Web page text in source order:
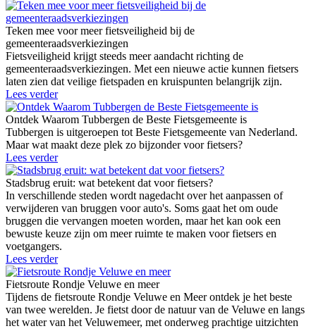
Teken mee voor meer fietsveiligheid bij de
gemeenteraadsverkiezingen
Fietsveiligheid krijgt steeds meer aandacht richting de
gemeenteraadsverkiezingen. Met een nieuwe actie kunnen fietsers
laten zien dat veilige fietspaden en kruispunten belangrijk zijn.
Lees verder
Ontdek Waarom Tubbergen de Beste Fietsgemeente is
Tubbergen is uitgeroepen tot Beste Fietsgemeente van Nederland.
Maar wat maakt deze plek zo bijzonder voor fietsers?
Lees verder
Stadsbrug eruit: wat betekent dat voor fietsers?
In verschillende steden wordt nagedacht over het aanpassen of
verwijderen van bruggen voor auto's. Soms gaat het om oude
bruggen die vervangen moeten worden, maar het kan ook een
bewuste keuze zijn om meer ruimte te maken voor fietsers en
voetgangers.
Lees verder
Fietsroute Rondje Veluwe en meer
Tijdens de fietsroute Rondje Veluwe en Meer ontdek je het beste
van twee werelden. Je fietst door de natuur van de Veluwe en langs
het water van het Veluwemeer, met onderweg prachtige uitzichten